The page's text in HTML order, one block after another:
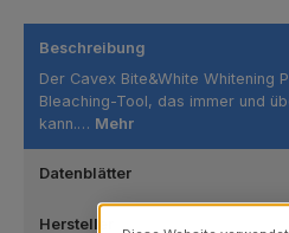
Beschreibung
Der Cavex Bite&White Whitening
Bleaching-Tool, das immer und
kann.… Mehr
Datenblätter
Hersteller